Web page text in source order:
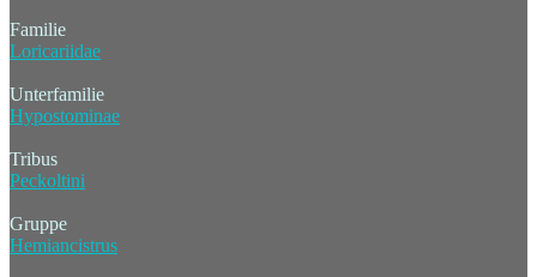
Familie
Loricariidae
Unterfamilie
Hypostominae
Tribus
Peckoltini
Gruppe
Hemiancistrus